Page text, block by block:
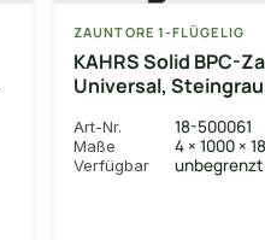
ZAUNTORE 1-FLÜGELIG
KAHRS Solid BPC-
Universal,
Art-Nr. 18-500061
Maße 4 × 1000 ×
Verfügbar unbegrenzt